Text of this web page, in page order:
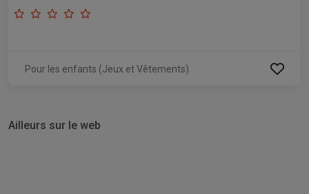
Pour les enfants (Jeux et Vêtements)
Ailleurs sur le web